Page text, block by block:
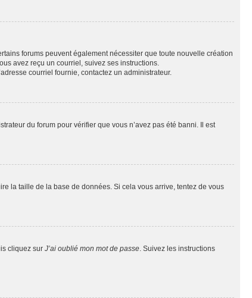
forums peuvent également nécessiter que toute nouvelle création
avez reçu un courriel, suivez ses instructions.
courriel fournie, contactez un administrateur.
du forum pour vérifier que vous n’avez pas été banni. Il est
la taille de la base de données. Si cela vous arrive, tentez de vous
cliquez sur J’ai oublié mon mot de passe. Suivez les instructions